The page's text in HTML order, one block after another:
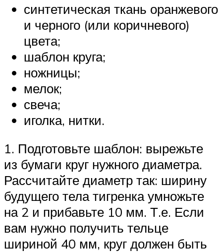
синтетическая ткань оранжевого
и черного (или коричневого)
цвета;
шаблон круга;
ножницы;
мелок;
свеча;
иголка, нитки.
1. Подготовьте шаблон: вырежьте
из бумаги круг нужного диаметра.
Рассчитайте диаметр так: ширину
будущего тела тигренка умножьте
на 2 и прибавьте 10 мм. Т.е. Если
вам нужно получить тельце
шириной 40 мм, круг должен быть